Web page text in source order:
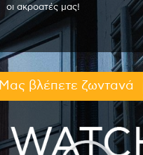
οι ακροατές μας!
Μας βλέπετε ζωντανά